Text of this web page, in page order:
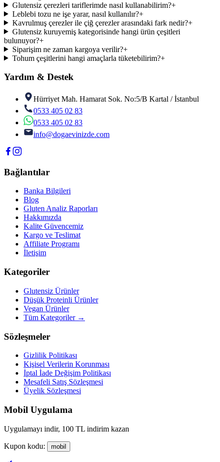
Glutensiz çerezleri tariflerimde nasıl kullanabilirim?+
Leblebi tozu ne işe yarar, nasıl kullanılır?+
Kavrulmuş çerezler ile çiğ çerezler arasındaki fark nedir?+
Glutensiz kuruyemiş kategorisinde hangi ürün çeşitleri
bulunuyor?+
Siparişim ne zaman kargoya verilir?+
Tohum çeşitlerini hangi amaçlarla tüketebilirim?+
Yardım & Destek
Hürriyet Mah. Hamarat Sok. No:5/B Kartal / İstanbul
0533 405 02 83
0533 405 02 83
info@dogaevinizde.com
Bağlantılar
Banka Bilgileri
Blog
Gluten Analiz Raporları
Hakkımızda
Kalite Güvencemiz
Kargo ve Teslimat
Affiliate Programı
İletişim
Kategoriler
Glutensiz Ürünler
Düşük Proteinli Ürünler
Vegan Ürünler
Tüm Kategoriler →
Sözleşmeler
Gizlilik Politikası
Kişisel Verilerin Korunması
İptal İade Değişim Politikası
Mesafeli Satış Sözleşmesi
Üyelik Sözleşmesi
Mobil Uygulama
Uygulamayı indir, 100 TL indirim kazan
Kupon kodu: mobil